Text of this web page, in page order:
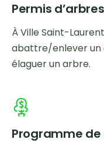
Permis
À Ville Saint-
abattre/enlever un
élaguer un arbre.
Programme